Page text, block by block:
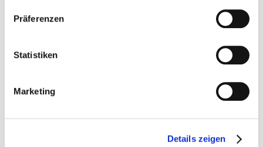
Präferenzen
Statistiken
Marketing
Details zeigen
e.V.